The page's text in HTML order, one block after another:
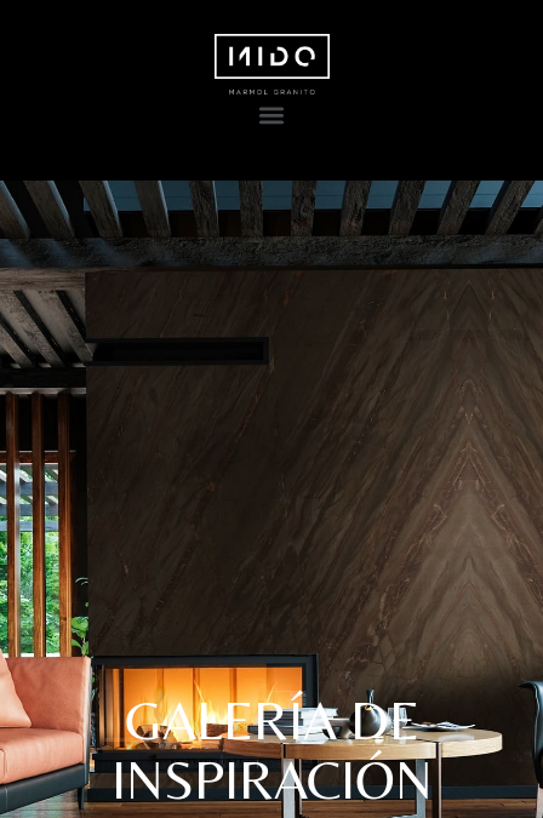
GALERÍA DE
INSPIRACIÓN